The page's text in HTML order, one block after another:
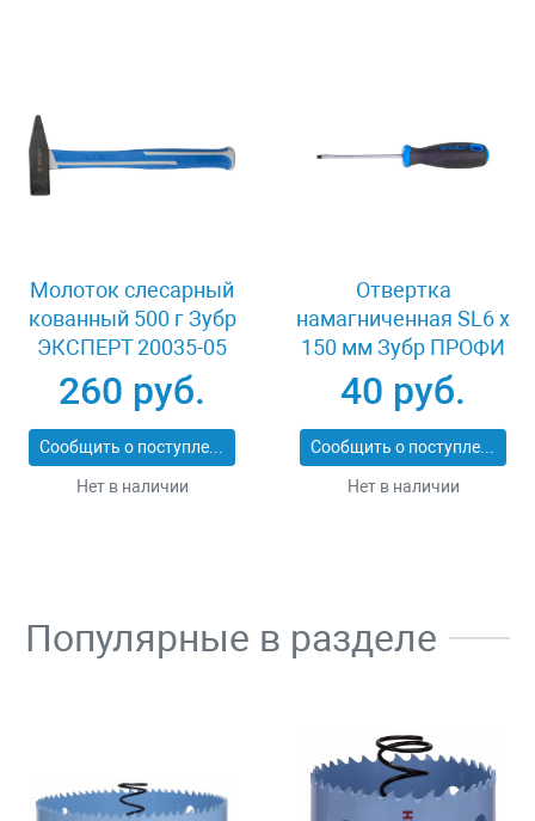
Молоток слесарный
кованный 500 г Зубр
ЭКСПЕРТ 20035-05
260 руб.
Сообщить о поступлении
Нет в наличии
Отвертка
намагниченная SL6 x
150 мм Зубр ПРОФИ
25231-6.0-150
40 руб.
Сообщить о поступлении
Нет в наличии
Популярные в разделе